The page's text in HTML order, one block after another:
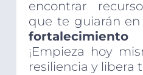
encontrar
que te guiarán
fortalecimiento
¡Empieza hoy
resiliencia y libera